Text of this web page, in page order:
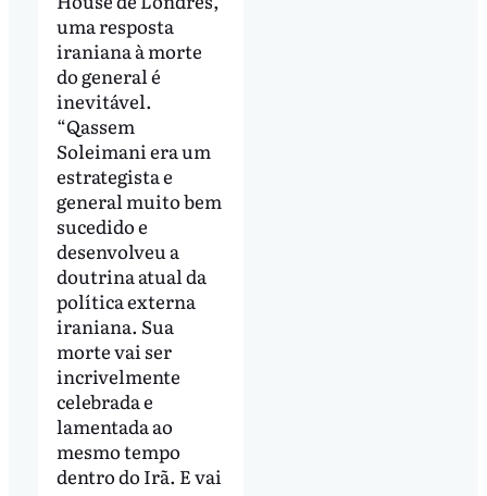
uma resposta
iraniana à morte
do general é
inevitável.
“Qassem
Soleimani era um
estrategista e
general muito bem
sucedido e
desenvolveu a
doutrina atual da
política externa
iraniana. Sua
morte vai ser
incrivelmente
celebrada e
lamentada ao
mesmo tempo
dentro do Irã. E vai